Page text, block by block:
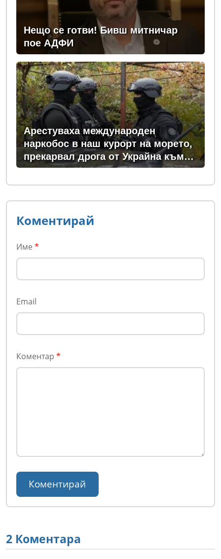
Нещо се готви! Бивш митничар
пое АДФИ
Арестуваха международен
наркобос в наш курорт на морето,
прекарвал дрога от Украйна към
ЕС
Коментирай
Име *
Email
Коментар *
2 Коментара